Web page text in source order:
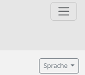
Sprache